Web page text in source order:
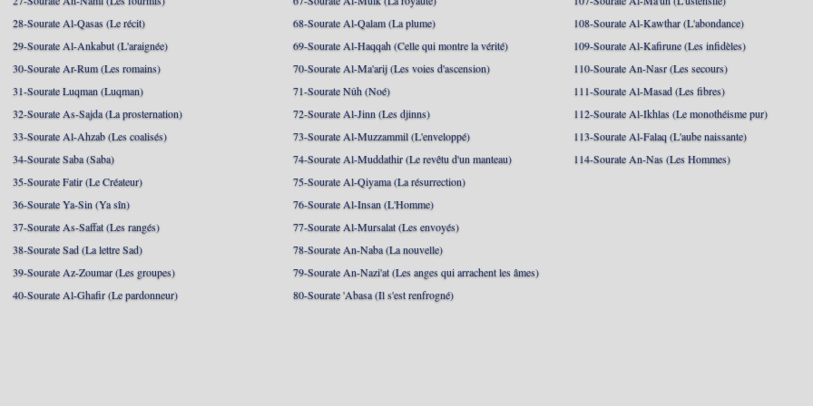
28-Sourate Al-Qasas (Le récit)
29-Sourate Al-Ankabut (L'araignée)
30-Sourate Ar-Rum (Les romains)
31-Sourate Luqman (Luqman)
32-Sourate As-Sajda (La prosternation)
33-Sourate Al-Ahzab (Les coalisés)
34-Sourate Saba (Saba)
35-Sourate Fatir (Le Créateur)
36-Sourate Ya-Sin (Ya sîn)
37-Sourate As-Saffat (Les rangés)
38-Sourate Sad (La lettre Sad)
39-Sourate Az-Zoumar (Les groupes)
40-Sourate Al-Ghafir (Le pardonneur)
68-Sourate Al-Qalam (La plume)
69-Sourate Al-Haqqah (Celle qui montre la vérité)
70-Sourate Al-Ma'arij (Les voies d'ascension)
71-Sourate Nûh (Noé)
72-Sourate Al-Jinn (Les djinns)
73-Sourate Al-Muzzammil (L'enveloppé)
74-Sourate Al-Muddathir (Le revêtu d'un manteau)
75-Sourate Al-Qiyama (La résurrection)
76-Sourate Al-Insan (L'Homme)
77-Sourate Al-Mursalat (Les envoyés)
78-Sourate An-Naba (La nouvelle)
79-Sourate An-Nazi'at (Les anges qui arrachent les âmes)
80-Sourate 'Abasa (Il s'est renfrogné)
108-Sourate Al-Kawthar (L'abondance)
109-Sourate Al-Kafirune (Les infidèles)
110-Sourate An-Nasr (Les secours)
111-Sourate Al-Masad (Les fibres)
112-Sourate Al-Ikhlas (Le monothéisme pur)
113-Sourate Al-Falaq (L'aube naissante)
114-Sourate An-Nas (Les Hommes)